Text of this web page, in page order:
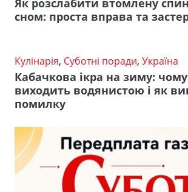
сном: проста вправа та
Кулінарія, Суботні поради, Україна
Кабачкова ікра на зиму:
виходить водянистою і як
помилку